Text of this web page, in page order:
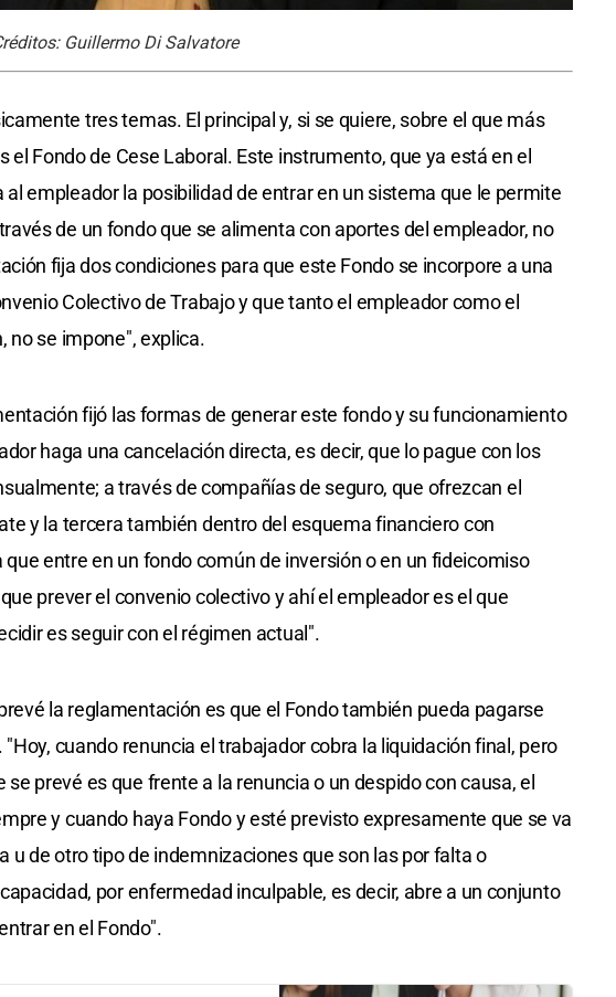
Guillermo Di Salvatore
tres temas. El principal y, si se quiere, sobre el que más
el Fondo de Cese Laboral. Este instrumento, que ya está en el
al empleador la posibilidad de entrar en un sistema que le permite
de un fondo que se alimenta con aportes del empleador, no
fija dos condiciones para que este Fondo se incorpore a una
Colectivo de Trabajo y que tanto el empleador como el
no se impone", explica.
fijó las formas de generar este fondo y su funcionamiento
haga una cancelación directa, es decir, que lo pague con los
a través de compañías de seguro, que ofrezcan el
y la tercera también dentro del esquema financiero con
entre en un fondo común de inversión o en un fideicomiso
prever el convenio colectivo y ahí el empleador es el que
es seguir con el régimen actual".
la reglamentación es que el Fondo también pueda pagarse
cuando renuncia el trabajador cobra la liquidación final, pero
prevé es que frente a la renuncia o un despido con causa, el
y cuando haya Fondo y esté previsto expresamente que se va
u de otro tipo de indemnizaciones que son las por falta o
por enfermedad inculpable, es decir, abre a un conjunto
en el Fondo".